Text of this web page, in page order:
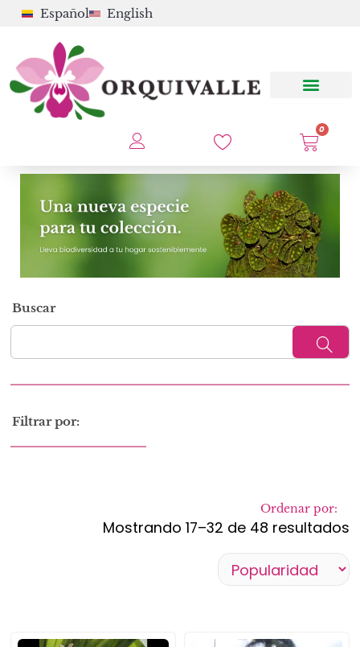
Español English
0
Buscar
Filtrar por:
Ordenar por:
Mostrando 17–32 de 48 resultados